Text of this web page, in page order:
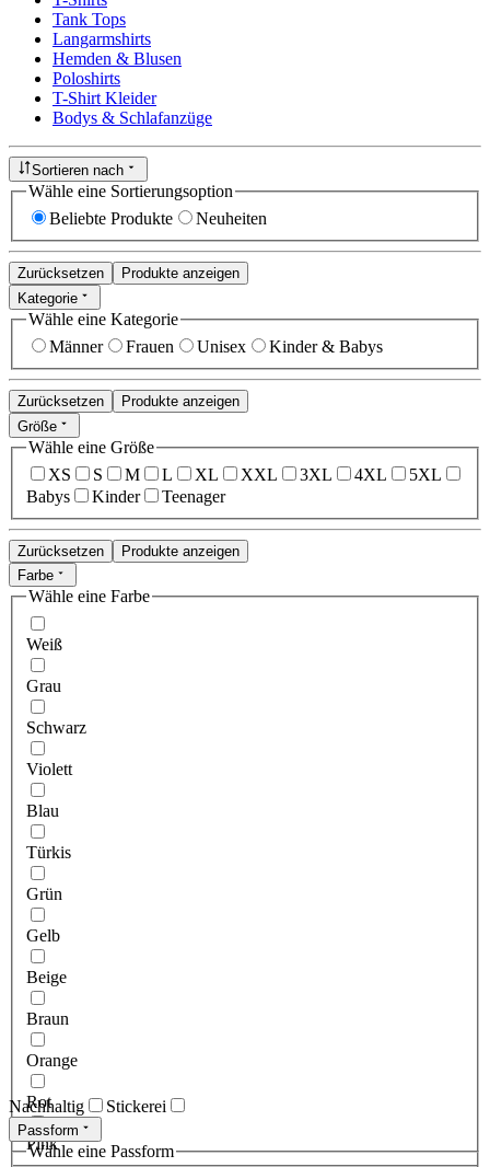
Tank Tops
Langarmshirts
Hemden & Blusen
Poloshirts
T-Shirt Kleider
Bodys & Schlafanzüge
Sortieren nach
Wähle eine Sortierungsoption
Beliebte Produkte
Neuheiten
Zurücksetzen
Produkte anzeigen
Kategorie
Wähle eine Kategorie
Männer
Frauen Unisex Kinder & Babys
Zurücksetzen
Produkte anzeigen
Größe
Wähle eine Größe
XS
S M L XL XXL 3XL 4XL
5XL
Babys
Kinder Teenager
Zurücksetzen
Produkte anzeigen
Farbe
Wähle eine Farbe
Weiß
Grau
Schwarz
Violett
Blau
Türkis
Grün
Gelb
Beige
Braun
Orange
Rot
Pink
Nachhaltig Stickerei
Passform
Wähle eine Passform